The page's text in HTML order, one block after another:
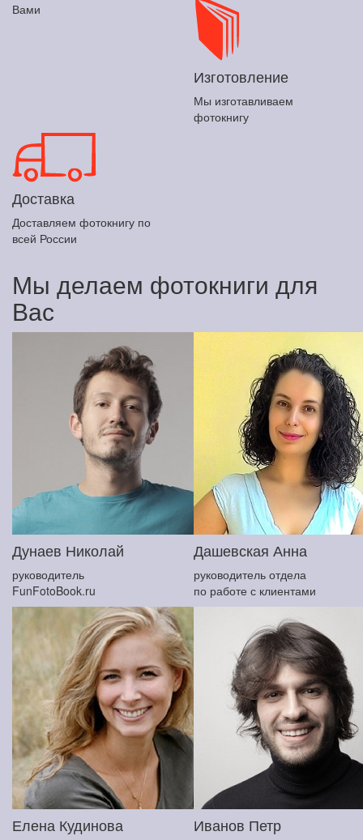
Вами
Изготовление
Мы изготавливаем
фотокнигу
Доставка
Доставляем фотокнигу по
всей России
Мы делаем фотокниги для
Вас
Дунаев Николай
руководитель
FunFotoBook.ru
Дашевская Анна
руководитель отдела
по работе с клиентами
Елена Кудинова Иванов Петр